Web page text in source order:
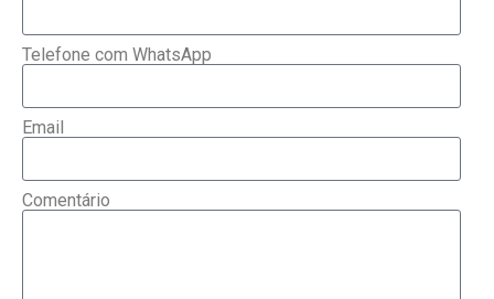
Telefone com WhatsApp
Email
Comentário